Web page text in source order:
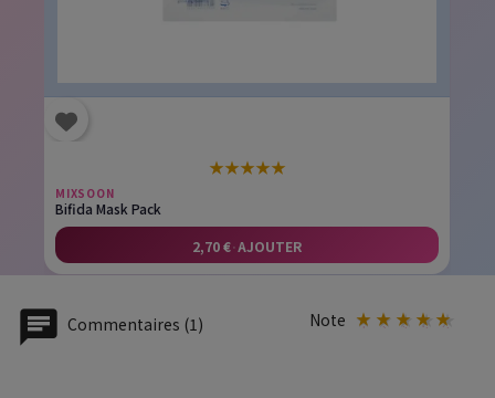
★★★★★
MIXSOON
Bifida Mask Pack
2,70 €·AJOUTER
Commentaires (1) Note